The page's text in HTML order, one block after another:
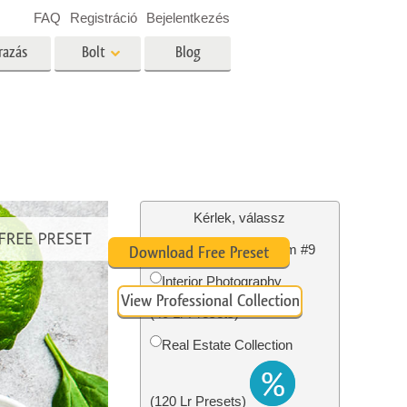
Szolgáltatások
Fotó -helyreállítási szolgáltatások
Bolt Blog
FAQ Registráció Bejelentkezés
Kérlek, válassz
Food Preset Lightroom #9
Interior Photography
(40 Lr Presets)
Real Estate Collection
(120 Lr Presets)
Download Free Preset
View Professional Collection